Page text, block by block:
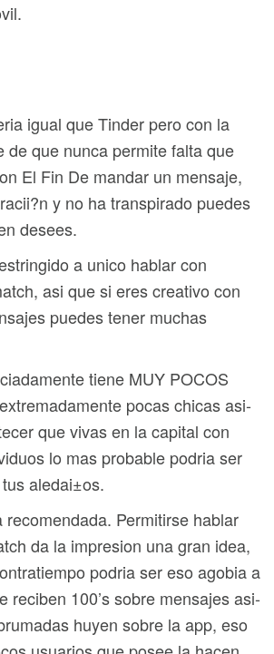
igual que Tinder pero con la
de que nunca permite falta que
El Fin De mandar un mensaje,
y no ha transpirado puedes
desees.
a unico hablar con
asi que si eres creativo con
puedes tener muchas
tiene MUY POCOS
pocas chicas asi­
que vivas en la capital con
lo mas probable podri­a ser
aledai±os.
recomendada. Permitirse hablar
da la impresion una gran idea,
podri­a ser eso agobia a
reciben 100’s sobre mensajes asi­
huyen sobre la app, eso